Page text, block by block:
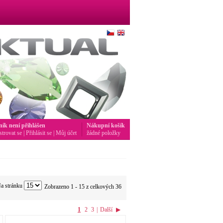
Zobrazeno 1 - 15 z celkových 36
stránku
1 2 3 | Další ▶
Nákupní košík
žádné položky
není přihlášen
se Přihlásit se Můj účet